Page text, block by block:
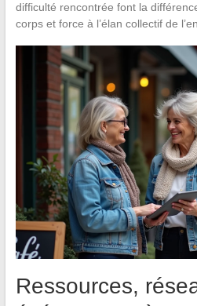
difficulté rencontrée font la
corps et force à l’élan collectif de
Ressources,